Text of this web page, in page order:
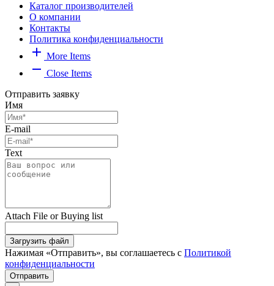
Каталог производителей
О компании
Контакты
Политика конфиденциальности
add More Items
remove Close Items
Отправить заявку
Имя
E-mail
Text
Attach File or Buying list
Загрузить файл
Нажимая «Отправить», вы соглашаетесь с Политикой
конфиденциальности
Отправить